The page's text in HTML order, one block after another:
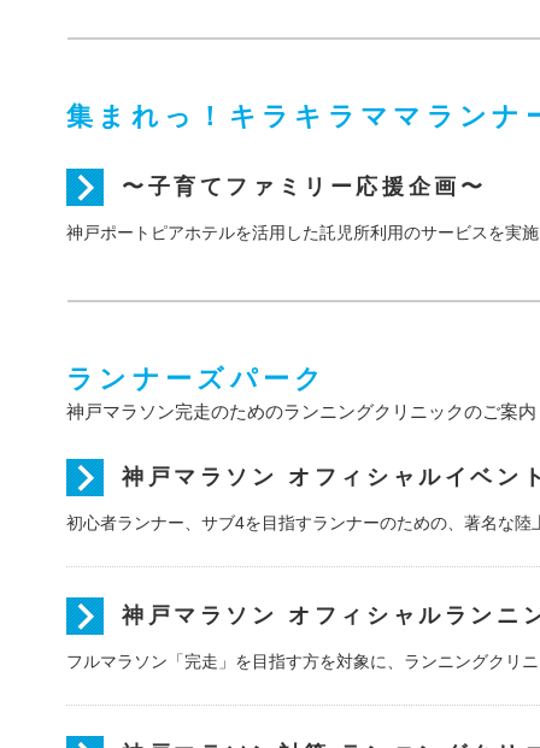
集まれっ！キラキラママランナ
〜子育てファミリー応援企画〜
神戸ポートピアホテルを活用した託児所利用のサービスを実
ランナーズパーク
神戸マラソン完走のためのランニングクリニックのご案内
神戸マラソン オフィシャルイベ
初心者ランナー、サブ4を目指すランナーのための、著名な
神戸マラソン オフィシャルランニ
フルマラソン「完走」を目指す方を対象に、ランニングクリ